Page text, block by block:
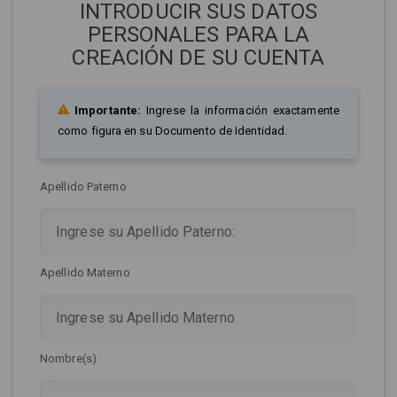
INTRODUCIR SUS DATOS
PERSONALES PARA LA
CREACIÓN DE SU CUENTA
Importante: Ingrese la información exactamente
como figura en su Documento de Identidad.
Apellido Paterno
Apellido Materno
Nombre(s)